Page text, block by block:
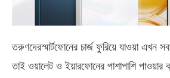
তরুণদেরস্মার্টফোনের চার্জ ফুরিয়ে যাওয়া এখন
তাই ওয়ালেট ও ইয়ারফোনের পাশাপাশি পাওয়ার